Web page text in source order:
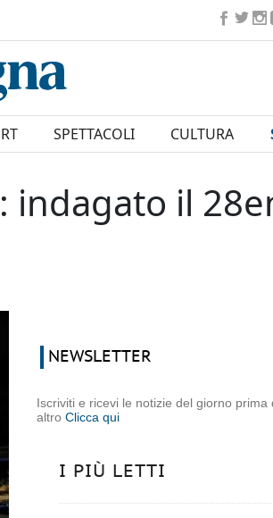
SPETTACOLI CULTURA
indagato il
NEWSLETTER
Iscriviti e ricevi le notizie del giorno prima
altroClicca qui
I PIÙ LETTI